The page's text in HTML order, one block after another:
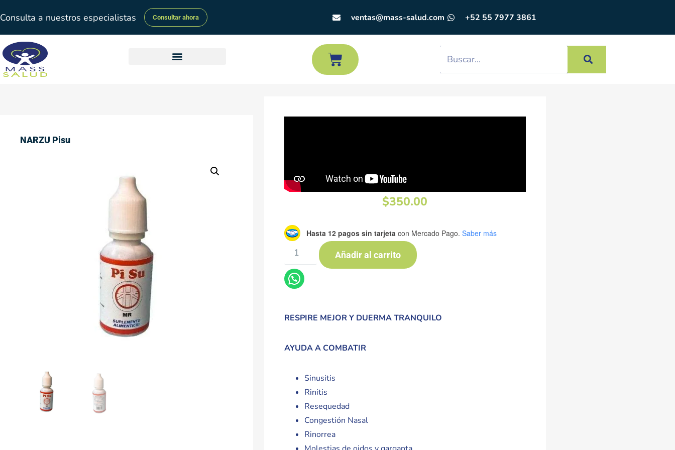
Consulta a nuestros especialistas Consultar ahora ventas@mass-salud.com +52 55 7977 3861
NARZU Pisu
$350.00
Hasta 12 pagos sin tarjeta con Mercado Pago. Saber más
Añadir al carrito
RESPIRE MEJOR Y DUERMA TRANQUILO
AYUDA A COMBATIR
Sinusitis
Rinitis
Resequedad
Congestión Nasal
Rinorrea